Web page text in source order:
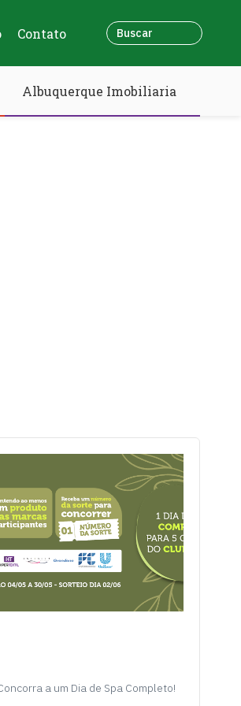
Contato
Albuquerque Imobiliaria
a um Dia de Spa Completo!